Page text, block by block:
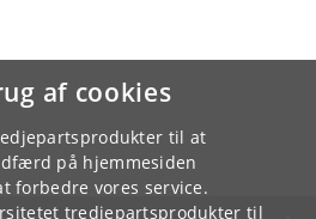
af cookies
til at
på hjemmesiden
forbedre vores service.
tredjepartsprodukter til